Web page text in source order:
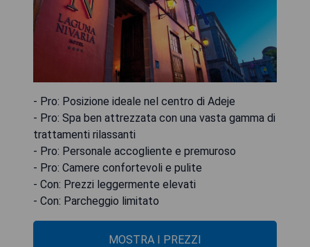
- Pro: Posizione ideale nel centro di Adeje
- Pro: Spa ben attrezzata con una vasta gamma di
trattamenti rilassanti
- Pro: Personale accogliente e premuroso
- Pro: Camere confortevoli e pulite
- Con: Prezzi leggermente elevati
- Con: Parcheggio limitato
MOSTRA I PREZZI